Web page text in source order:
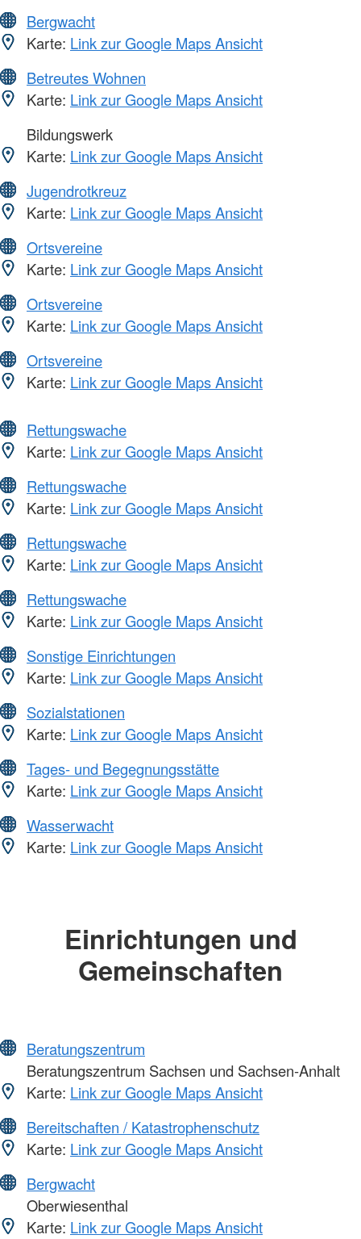
Bergwacht
Karte: Link zur Google Maps Ansicht
Betreutes Wohnen
Karte: Link zur Google Maps Ansicht
Bildungswerk
Karte: Link zur Google Maps Ansicht
Jugendrotkreuz
Karte: Link zur Google Maps Ansicht
Ortsvereine
Karte: Link zur Google Maps Ansicht
Ortsvereine
Karte: Link zur Google Maps Ansicht
Ortsvereine
Karte: Link zur Google Maps Ansicht
Rettungswache
Karte: Link zur Google Maps Ansicht
Rettungswache
Karte: Link zur Google Maps Ansicht
Rettungswache
Karte: Link zur Google Maps Ansicht
Rettungswache
Karte: Link zur Google Maps Ansicht
Sonstige Einrichtungen
Karte: Link zur Google Maps Ansicht
Sozialstationen
Karte: Link zur Google Maps Ansicht
Tages- und Begegnungsstätte
Karte: Link zur Google Maps Ansicht
Wasserwacht
Karte: Link zur Google Maps Ansicht
Einrichtungen und
Gemeinschaften
Beratungszentrum
Beratungszentrum Sachsen und Sachsen-Anhalt
Karte: Link zur Google Maps Ansicht
Bereitschaften / Katastrophenschutz
Karte: Link zur Google Maps Ansicht
Bergwacht
Oberwiesenthal
Karte: Link zur Google Maps Ansicht